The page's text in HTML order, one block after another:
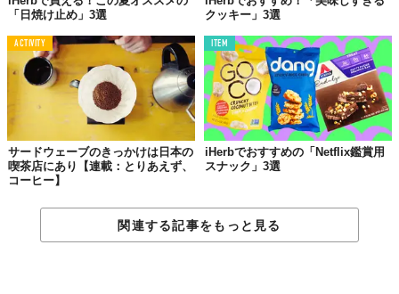
「日焼け止め」3選
クッキー」3選
ACTIVITY
サードウェーブのきっかけは日本の
喫茶店にあり【連載：とりあえず、
コーヒー】
ITEM
iHerbでおすすめの「Netflix鑑賞用
スナック」3選
関連する記事をもっと見る